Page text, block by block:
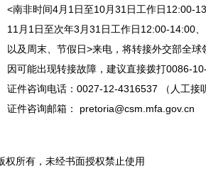
<南非时间4月1日至10月31日工作日12:00-
11月1日至次年3月31日工作日12:00-14:00
以及周末、节假日>来电，将转接外交部全球
因可能出现转接故障，建议直接拨打0086-
证件咨询电话：0027-12-4316537 （人工接
证件咨询邮箱： pretoria@csm.mfa.gov.cn
所有，未经书面授权禁止使用